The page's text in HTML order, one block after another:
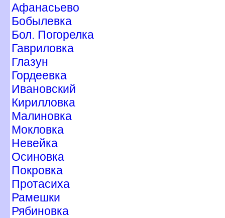
Афанасьево
Бобылевка
Бол. Погорелка
Гавриловка
Глазун
Гордеевка
Ивановский
Кирилловка
Малиновка
Мокловка
Невейка
Осиновка
Покровка
Протасиха
Рамешки
Рябиновка